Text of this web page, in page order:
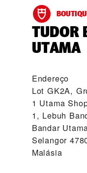
‭TUDOR
UTAMA‬
Endereço
Lot GK2A,
1 Utama
1, Lebuh
Bandar
Selangor
Malásia